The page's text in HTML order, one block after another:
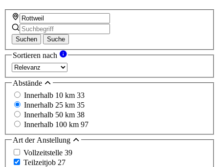
Suchen Suche
Sortieren nach
Abstände
Innerhalb 10 km 33
Innerhalb 25 km 35
Innerhalb 50 km 38
Innerhalb 100 km 97
Art der Anstellung
Vollzeitstelle 39
Teilzeitjob 27